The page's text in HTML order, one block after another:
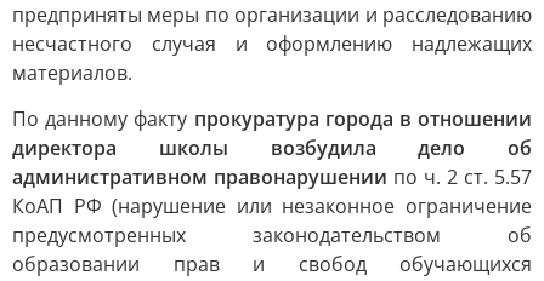
предприняты меры по организации и расследованию
несчастного случая и оформлению надлежащих
материалов.
По данному факту прокуратура города в отношении
директора школы возбудила дело об
административном правонарушении по ч. 2 ст. 5.57
КоАП РФ (нарушение или незаконное ограничение
предусмотренных законодательством об
образовании прав и свобод обучающихся